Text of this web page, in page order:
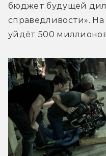
бюджет будущей
справедливости».
уйдёт 500